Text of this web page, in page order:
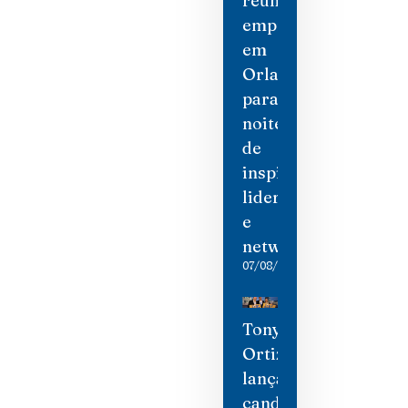
empresárias
em
Orlando
para
noite
de
inspiração,
liderança
e
networking
07/08/2026
Tony
Ortiz
lança
candidatura